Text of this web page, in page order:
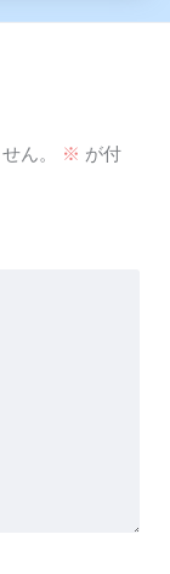
ん。 ※ が付